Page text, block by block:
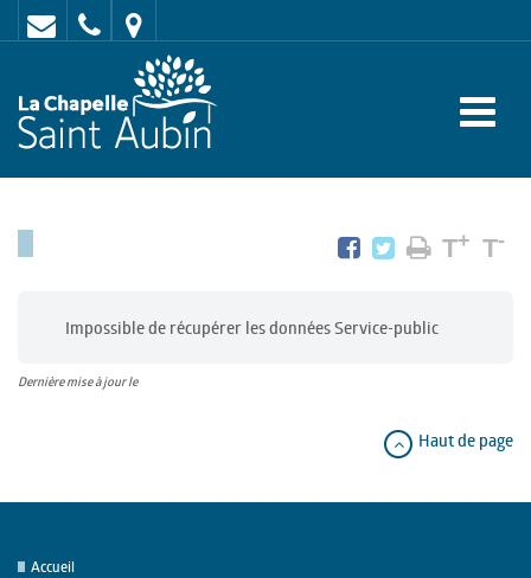
Contact
02
47
62
:
rue
de
T+ T-
Impossible de récupérer les données Service-public
Dernière mise à jour le
Haut de page
Accueil